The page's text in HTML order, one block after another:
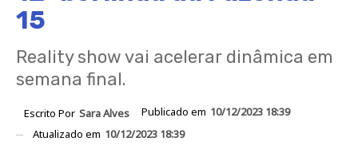
15
Reality show vai acelerar dinâmica em
semana final.
Escrito Por Sara Alves Publicado em 10/12/2023 18:39
Atualizado em 10/12/2023 18:39